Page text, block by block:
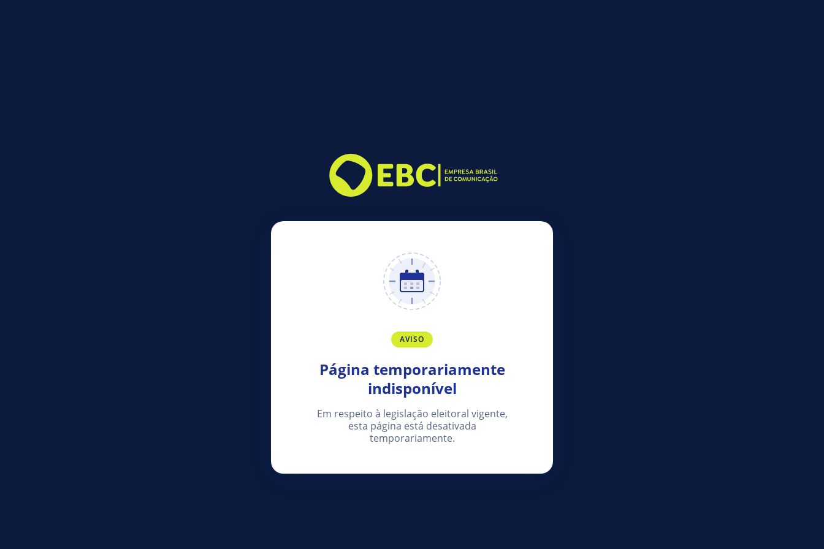
AVISO
Página temporariamente
indisponível
Em respeito à legislação eleitoral vigente,
esta página está desativada
temporariamente.